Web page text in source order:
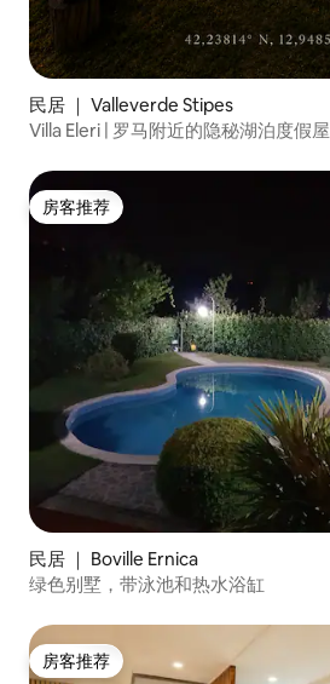
民居 ｜ Valleverde Stipes
Villa Eleri | 罗马附近的隐秘湖泊度假屋
房客推荐
房客推荐
民居 ｜ Boville Ernica
绿色别墅，带泳池和热水浴缸
房客推荐
房客推荐